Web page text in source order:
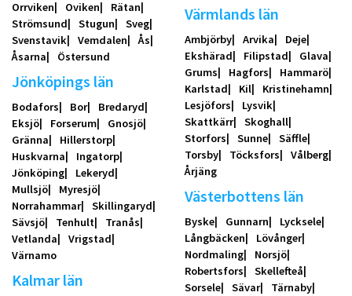
Orrviken Oviken
Rätan
Strömsund
Stugun
Sveg
Svenstavik
Vemdalen
Ås
Åsarna
Östersund
Jönköpings län
Bodafors Bor
Bredaryd
Eksjö
Forserum
Gnosjö
Gränna
Hillerstorp
Huskvarna
Ingatorp
Jönköping
Lekeryd
Mullsjö
Myresjö
Norrahammar
Skillingaryd
Sävsjö
Tenhult
Tranås
Vetlanda
Vrigstad
Värnamo
Kalmar län
Värmlands län
Ambjörby Arvika
Deje
Ekshärad
Filipstad
Glava
Grums
Hagfors
Hammarö
Karlstad
Kil
Kristinehamn
Lesjöfors
Lysvik
Skattkärr
Skoghall
Storfors
Sunne
Säffle
Torsby
Töcksfors
Vålberg
Årjäng
Västerbottens län
Byske Gunnarn
Lycksele
Långbäcken
Lövånger
Nordmaling
Norsjö
Robertsfors
Skellefteå
Sorsele
Sävar
Tärnaby